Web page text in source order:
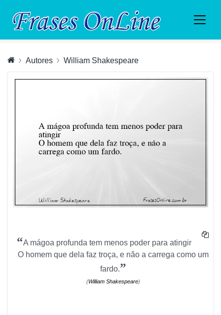
Autores William Shakespeare
“A mágoa profunda tem menos poder para atingir
O homem que dela faz troça, e não a carrega como um
fardo.”
(William Shakespeare)